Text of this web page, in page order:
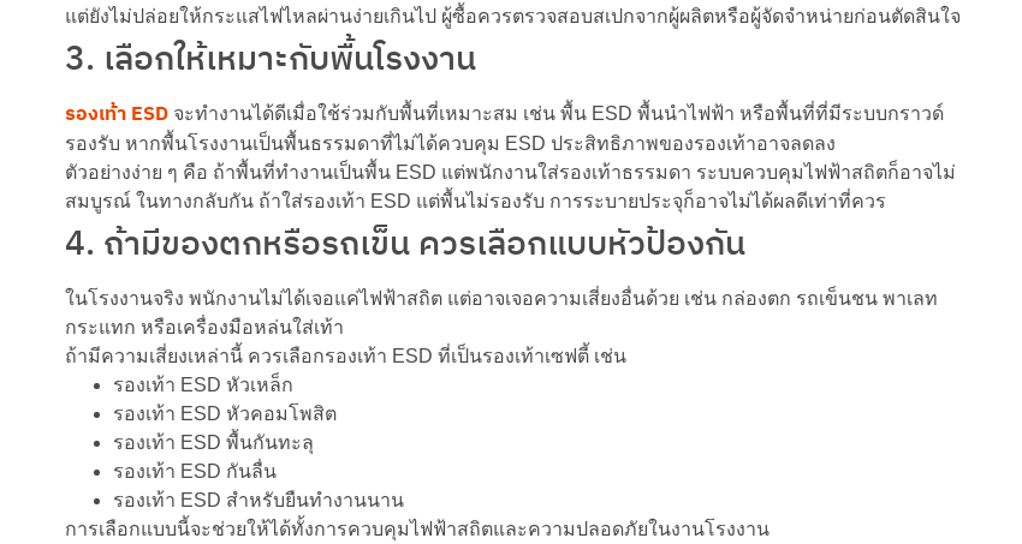
แต่ยังไม่ปล่อยให้กระแสไฟไหลผ่านง่ายเกินไป ผู้ซื้อควรตรวจสอบสเปกจากผู้ผลิตหรือผู้จัดจำหน่ายก่อนตัดสินใจ
3. เลือกให้เหมาะกับพื้นโรงงาน
รองเท้า ESDจะทำงานได้ดีเมื่อใช้ร่วมกับพื้นที่เหมาะสม เช่น พื้น ESD พื้นนำไฟฟ้า หรือพื้นที่ที่มีระบบกราวด์
รองรับ หากพื้นโรงงานเป็นพื้นธรรมดาที่ไม่ได้ควบคุม ESD ประสิทธิภาพของรองเท้าอาจลดลง
ตัวอย่างง่าย ๆ คือ ถ้าพื้นที่ทำงานเป็นพื้น ESD แต่พนักงานใส่รองเท้าธรรมดา ระบบควบคุมไฟฟ้าสถิตก็อาจไม่
สมบูรณ์ ในทางกลับกัน ถ้าใส่รองเท้า ESD แต่พื้นไม่รองรับ การระบายประจุก็อาจไม่ได้ผลดีเท่าที่ควร
4. ถ้ามีของตกหรือรถเข็น ควรเลือกแบบหัวป้องกัน
ในโรงงานจริง พนักงานไม่ได้เจอแค่ไฟฟ้าสถิต แต่อาจเจอความเสี่ยงอื่นด้วย เช่น กล่องตก รถเข็นชน พาเลท
กระแทก หรือเครื่องมือหล่นใส่เท้า
ถ้ามีความเสี่ยงเหล่านี้ ควรเลือกรองเท้า ESD ที่เป็นรองเท้าเซฟตี้ เช่น
รองเท้า ESD หัวเหล็ก
รองเท้า ESD หัวคอมโพสิต
รองเท้า ESD พื้นกันทะลุ
รองเท้า ESD กันลื่น
รองเท้า ESD สำหรับยืนทำงานนาน
การเลือกแบบนี้จะช่วยให้ได้ทั้งการควบคุมไฟฟ้าสถิตและความปลอดภัยในงานโรงงาน